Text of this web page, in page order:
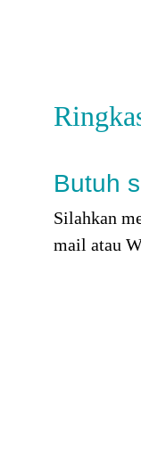
Butuh
Silahkan
mail atau